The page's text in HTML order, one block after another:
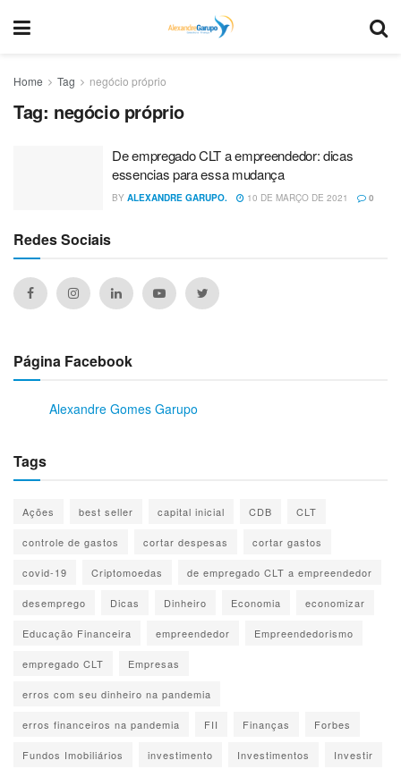
Home Tag negócio próprio
Tag: negócio próprio
De empregado CLT a empreendedor: dicas
essencias para essa mudança
BY ALEXANDRE GARUPO. 10 DE MARÇO DE 2021 0
Redes Sociais
Página Facebook
Alexandre Gomes Garupo
Tags
Ações best seller capital inicial CDB CLT
controle de gastos cortar despesas cortar gastos
covid-19 Criptomoedas de empregado CLT a empreendedor
desemprego Dicas Dinheiro Economia economizar
Educação Financeira empreendedor Empreendedorismo
empregado CLT Empresas
erros com seu dinheiro na pandemia
erros financeiros na pandemia FII Finanças Forbes
Fundos Imobiliários investimento Investimentos Investir